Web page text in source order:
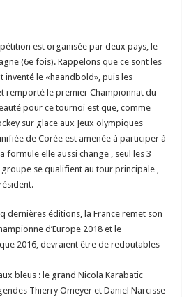
est organisée par deux pays, le
(6e fois). Rappelons que ce sont les
inventé le «haandbold», puis les
remporté le premier Championnat du
pour ce tournoi est que, comme
sur glace aux Jeux olympiques
de Corée est amenée à participer à
formule elle aussi change , seul les 3
se qualifient au tour principale ,
dernières éditions, la France remet son
d’Europe 2018 et le
2016, devraient être de redoutables
bleus : le grand Nicola Karabatic
Thierry Omeyer et Daniel Narcisse